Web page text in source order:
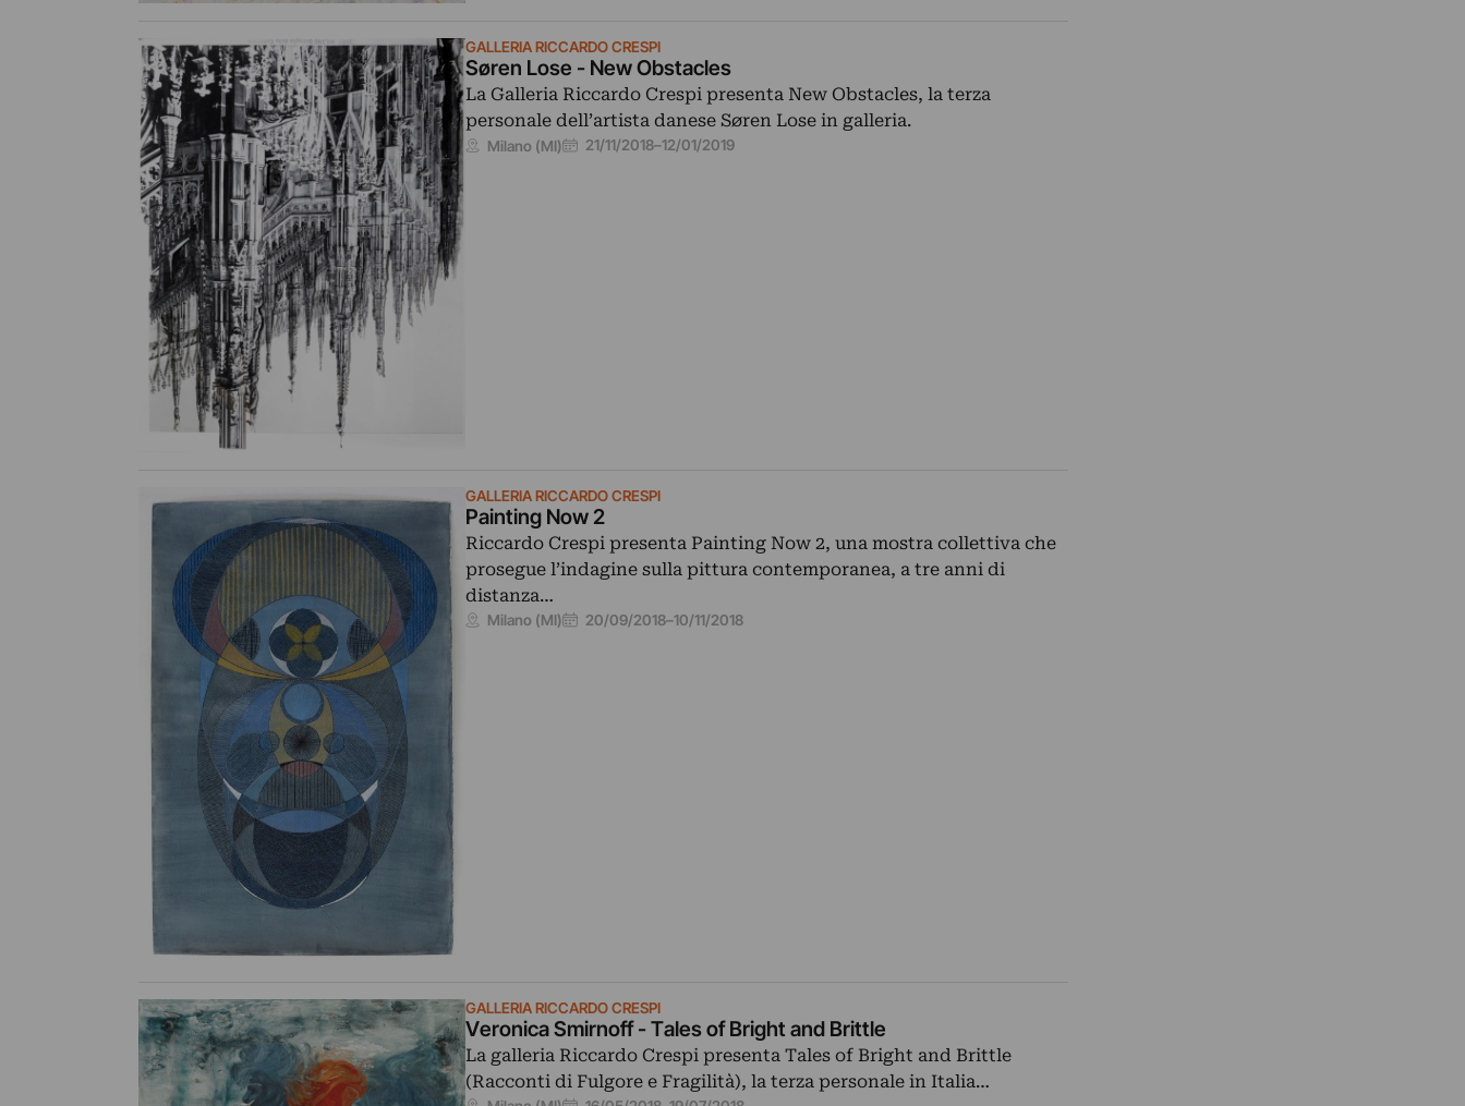
GALLERIA RICCARDO CRESPI
Søren Lose - New Obstacles
La Galleria Riccardo Crespi presenta New Obstacles, la terza
personale dell’artista danese Søren Lose in galleria.
Milano (MI) 21/11/2018–12/01/2019
GALLERIA RICCARDO CRESPI
Painting Now 2
Riccardo Crespi presenta Painting Now 2, una mostra collettiva che
prosegue l’indagine sulla pittura contemporanea, a tre anni di
distanza…
Milano (MI) 20/09/2018–10/11/2018
GALLERIA RICCARDO CRESPI
Veronica Smirnoff - Tales of Bright and Brittle
La galleria Riccardo Crespi presenta Tales of Bright and Brittle
(Racconti di Fulgore e Fragilità), la terza personale in Italia…